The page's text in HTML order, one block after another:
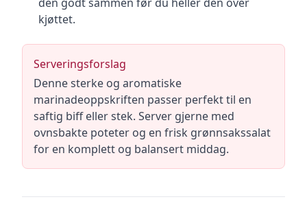
kjøttet.
Serveringsforslag
Denne sterke og aromatiske
marinadeoppskriften passer perfekt til en
saftig biff eller stek. Server gjerne med
ovnsbakte poteter og en frisk grønnsakssalat
for en komplett og balansert middag.